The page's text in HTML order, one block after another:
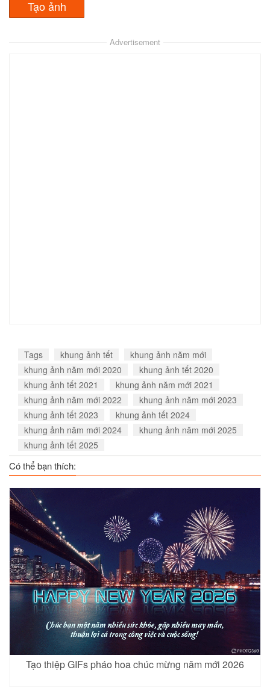
Advertisement
Tags khung ảnh tết
khung ảnh năm mới
khung ảnh năm mới 2020
khung ảnh tết 2020
khung ảnh tết 2021
khung ảnh năm mới 2021
khung ảnh năm mới 2022
khung ảnh năm mới 2023
khung ảnh tết 2023
khung ảnh tết 2024
khung ảnh năm mới 2024
khung ảnh năm mới 2025
khung ảnh tết 2025
Có thể bạn thích:
Tạo thiệp GIFs pháo hoa chúc mừng năm mới 2026